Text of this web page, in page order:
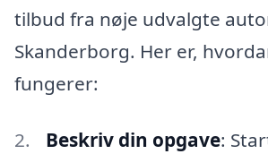
tilbud fra nøje udvalgte
Skanderborg. Her er,
fungerer:
Beskriv din opgave: